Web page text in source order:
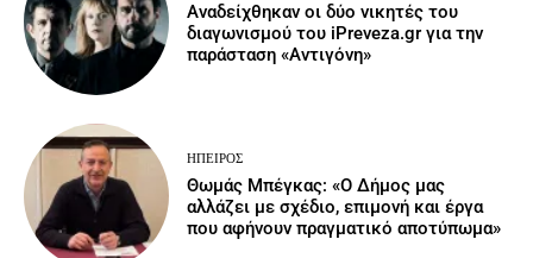
Αναδείχθηκαν οι δύο νικητές του
διαγωνισμού του iPreveza.gr για την
παράσταση «Αντιγόνη»
ΉΠΕΙΡΟΣ
Θωμάς Μπέγκας: «Ο Δήμος μας
αλλάζει με σχέδιο, επιμονή και έργα
που αφήνουν πραγματικό αποτύπωμα»